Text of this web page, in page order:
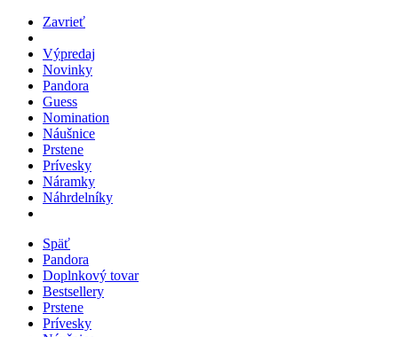
Zavrieť
Výpredaj
Novinky
Pandora
Guess
Nomination
Náušnice
Prstene
Prívesky
Náramky
Náhrdelníky
Späť
Pandora
Doplnkový tovar
Bestsellery
Prstene
Prívesky